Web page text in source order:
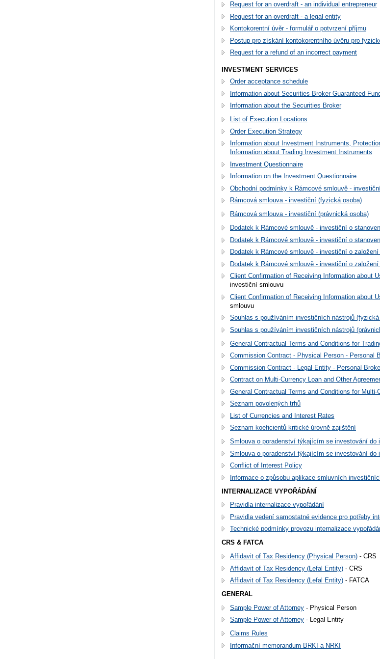
Request for an overdraft - an individual entrepreneur
Request for an overdraft - a legal entity
Kontokorentní úvěr - formulář o potvrzení příjmu
Postup pro získání kontokorentního úvěru pro
Request for a refund of an incorrect payment
INVESTMENT SERVICES
Order acceptance schedule
Information about Securities Broker Guaranteed
Information about the Securities Broker
List of Execution Locations
Order Execution Strategy
Information about Investment Instruments,
Information about Trading Investment Instruments
Investment Questionnaire
Information on the Investment Questionnaire
Obchodní podmínky k Rámcové smlouvě -
Rámcová smlouva - investiční (fyzická osoba)
Rámcová smlouva - investiční (právnická osoba)
Dodatek k Rámcové smlouvě - investiční o
Dodatek k Rámcové smlouvě - investiční o
Dodatek k Rámcové smlouvě - investiční o
Dodatek k Rámcové smlouvě - investiční o
Client Confirmation of Receiving Information about
investiční smlouvu
Client Confirmation of Receiving Information about
smlouvu
Souhlas s používáním investičních nástrojů (fyzická
Souhlas s používáním investičních nástrojů
General Contractual Terms and Conditions for
Commission Contract - Physical Person - Personal
Commission Contract - Legal Entity - Personal
Contract on Multi-Currency Loan and Other
General Contractual Terms and Conditions for Multi-
Seznam povolených trhů
List of Currencies and Interest Rates
Seznam koeficientů kritické úrovně zajištění
Smlouva o poradenství týkajícím se investování
Smlouva o poradenství týkajícím se investování do
Conflict of Interest Policy
Informace o způsobu aplikace smluvních
INTERNALIZACE VYPOŘÁDÁNÍ
Pravidla internalizace vypořádání
Pravidla vedení samostatné evidence pro potřeby
Technické podmínky provozu internalizace
CRS & FATCA
Affidavit of Tax Residency (Physical Person) - CRS
Affidavit of Tax Residency (Lefal Entity) - CRS
Affidavit of Tax Residency (Lefal Entity) - FATCA
GENERAL
Sample Power of Attorney - Physical Person
Sample Power of Attorney - Legal Entity
Claims Rules
Informační memorandum BRKI a NRKI